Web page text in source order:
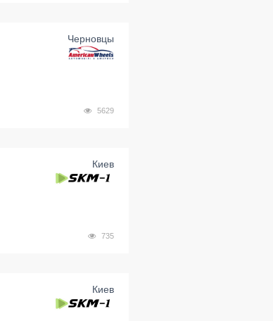
Черновцы
5629
Киев
735
Киев